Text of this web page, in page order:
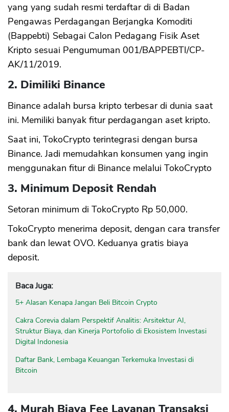
yang yang sudah resmi terdaftar di di Badan
Pengawas Perdagangan Berjangka Komoditi
(Bappebti) Sebagai Calon Pedagang Fisik Aset
Kripto sesuai Pengumuman 001/BAPPEBTI/CP-
AK/11/2019.
2. Dimiliki Binance
Binance adalah bursa kripto terbesar di dunia saat
ini. Memiliki banyak fitur perdagangan aset kripto.
Saat ini, TokoCrypto terintegrasi dengan bursa
Binance. Jadi memudahkan konsumen yang ingin
menggunakan fitur di Binance melalui TokoCrypto
3. Minimum Deposit Rendah
Setoran minimum di TokoCrypto Rp 50,000.
TokoCrypto menerima deposit, dengan cara transfer
bank dan lewat OVO. Keduanya gratis biaya
deposit.
Baca Juga:
5+ Alasan Kenapa Jangan Beli Bitcoin Crypto
Cakra Corevia dalam Perspektif Analitis: Arsitektur AI,
Struktur Biaya, dan Kinerja Portofolio di Ekosistem Investasi
Digital Indonesia
Daftar Bank, Lembaga Keuangan Terkemuka Investasi di
Bitcoin